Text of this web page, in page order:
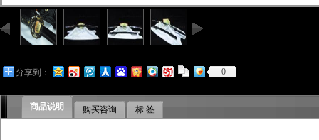
分享到： 0
商品说明 购买咨询 标 签